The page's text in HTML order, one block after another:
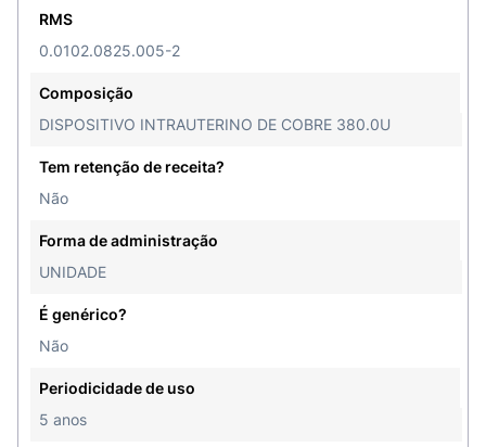
RMS
0.0102.0825.005-2
Composição
DISPOSITIVO INTRAUTERINO DE COBRE 380.0U
Tem retenção de receita?
Não
Forma de administração
UNIDADE
É genérico?
Não
Periodicidade de uso
5 anos